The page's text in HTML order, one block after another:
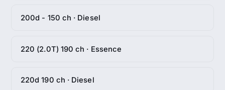
200d - 150 ch · Diesel
220 (2.0T) 190 ch · Essence
220d 190 ch · Diesel